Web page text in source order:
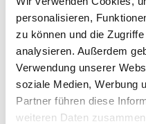
personalisieren,
zu können und die
analysieren. Außerdem
Verwendung unserer
soziale Medien, Werbung
Partner führen diese
weiteren Daten
Dies